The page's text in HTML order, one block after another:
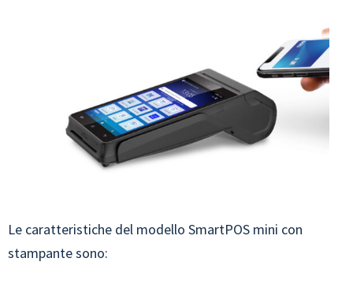
Le caratteristiche del modello SmartPOS mini con
stampante sono: